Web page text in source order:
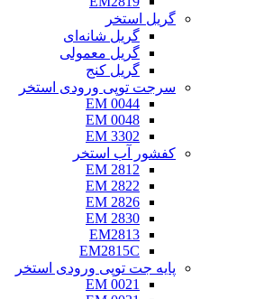
گریل استخر
گریل شانه‌ای
گریل معمولی
گریل کنج
سرجت توپی ورودی استخر
EM 0044
EM 0048
EM 3302
کفشور آب استخر
EM 2812
EM 2822
EM 2826
EM 2830
EM2813
EM2815C
پایه جت توپی ورودی استخر
EM 0021